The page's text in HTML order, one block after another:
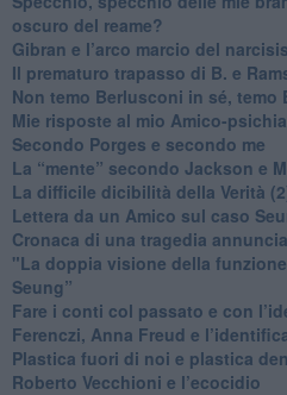
oscuro del reame?
​Gibran e l’arco marcio del
​Il prematuro trapasso di B. e
​Non temo Berlusconi in sé, temo
​Mie risposte al mio Amico-
​Secondo Porges e secondo me
​La “mente” secondo Jackson e
La difficile dicibilità della Verità
​Lettera da un Amico sul caso
​Cronaca di una tragedia
"​La doppia visione della
Seung”
​Fare i conti col passato e con
​Ferenczi, Anna Freud e
Plastica fuori di noi e plastica
​Roberto Vecchioni e l’ecocidio